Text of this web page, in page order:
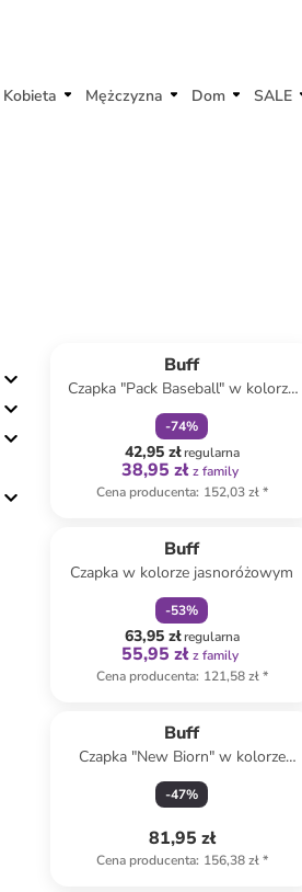
Kobieta Mężczyzna Dom SALE
Buff
Czapka "Pack Baseball" w kolorze
szarym
-74%
42,95 złregularna
38,95 zł z family
Cena producenta: 152,03 zł*
Buff
Czapka w kolorze jasnoróżowym
-53%
63,95 złregularna
55,95 zł z family
Cena producenta: 121,58 zł*
Buff
Czapka "New Biorn" w kolorze
szarym
-47%
81,95 zł
Cena producenta: 156,38 zł*